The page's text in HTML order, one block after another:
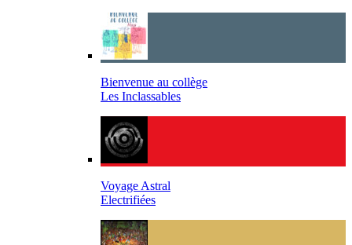
Bienvenue au collège
Les Inclassables
Voyage Astral
Electrifiées